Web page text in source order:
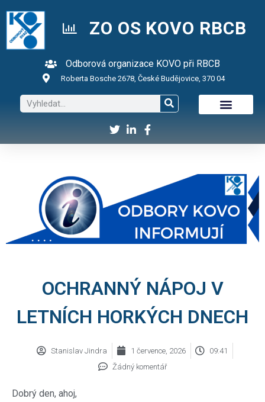
ZO OS KOVO RBCB
Odborová organizace KOVO při RBCB
Roberta Bosche 2678, České Budějovice, 370 04
OCHRANNÝ NÁPOJ V
LETNÍCH HORKÝCH DNECH
Stanislav Jindra 1 července, 2026
09:41
Žádný komentář
Dobrý den, ahoj,